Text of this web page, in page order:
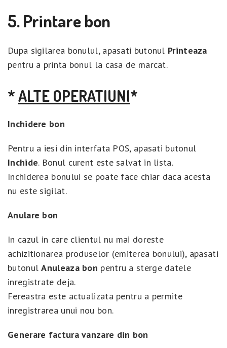
5. Printare bon
Dupa sigilarea bonulul, apasati butonul Printeaza
pentru a printa bonul la casa de marcat.
*ALTE OPERATIUNI*
Inchidere bon
Pentru a iesi din interfata POS, apasati butonul
Inchide. Bonul curent este salvat in lista.
Inchiderea bonului se poate face chiar daca acesta
nu este sigilat.
Anulare bon
In cazul in care clientul nu mai doreste
achizitionarea produselor (emiterea bonului), apasati
butonulAnuleaza bon pentru a sterge datele
inregistrate deja.
Fereastra este actualizata pentru a permite
inregistrarea unui nou bon.
Generare factura vanzare din bon